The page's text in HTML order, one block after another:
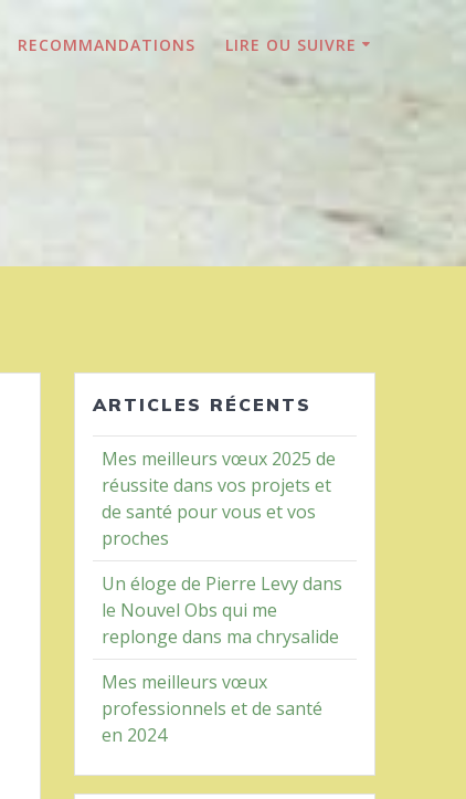
RECOMMANDATIONS LIRE OU SUIVRE
ARTICLES RÉCENTS
Mes meilleurs vœux 2025 de
réussite dans vos projets et
de santé pour vous et vos
proches
Un éloge de Pierre Levy dans
le Nouvel Obs qui me
replonge dans ma chrysalide
Mes meilleurs vœux
professionnels et de santé
en 2024